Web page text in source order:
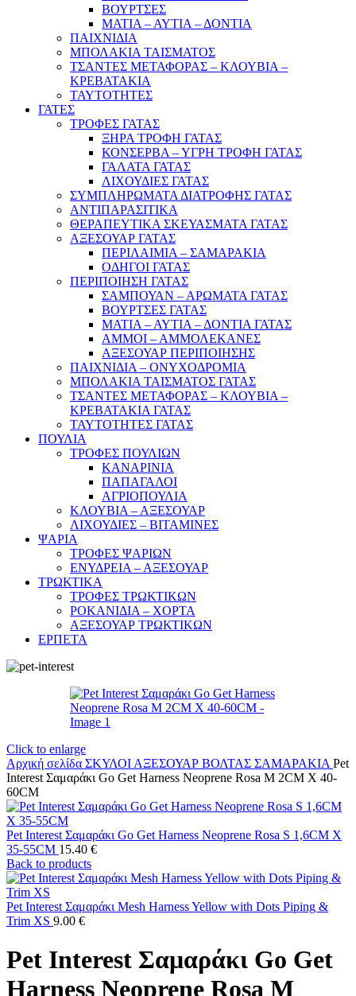
ΒΟΥΡΤΣΕΣ
ΜΑΤΙΑ – ΑΥΤΙΑ – ΔΟΝΤΙΑ
ΠΑΙΧΝΙΔΙΑ
ΜΠΟΛΑΚΙΑ ΤΑΙΣΜΑΤΟΣ
ΤΣΑΝΤΕΣ ΜΕΤΑΦΟΡΑΣ – ΚΛΟΥΒΙΑ –
ΚΡΕΒΑΤΑΚΙΑ
ΤΑΥΤΟΤΗΤΕΣ
ΓΑΤΕΣ
ΤΡΟΦΕΣ ΓΑΤΑΣ
ΞΗΡΑ ΤΡΟΦΗ ΓΑΤΑΣ
ΚΟΝΣΕΡΒΑ – ΥΓΡΗ ΤΡΟΦΗ ΓΑΤΑΣ
ΓΑΛΑΤΑ ΓΑΤΑΣ
ΛΙΧΟΥΔΙΕΣ ΓΑΤΑΣ
ΣΥΜΠΛΗΡΩΜΑΤΑ ΔΙΑΤΡΟΦΗΣ ΓΑΤΑΣ
ΑΝΤΙΠΑΡΑΣΙΤΙΚΑ
ΘΕΡΑΠΕΥΤΙΚΑ ΣΚΕΥΑΣΜΑΤΑ ΓΑΤΑΣ
ΑΞΕΣΟΥΑΡ ΓΑΤΑΣ
ΠΕΡΙΛΑΙΜΙΑ – ΣΑΜΑΡΑΚΙΑ
ΟΔΗΓΟΙ ΓΑΤΑΣ
ΠΕΡΙΠΟΙΗΣΗ ΓΑΤΑΣ
ΣΑΜΠΟΥΑΝ – ΑΡΩΜΑΤΑ ΓΑΤΑΣ
ΒΟΥΡΤΣΕΣ ΓΑΤΑΣ
ΜΑΤΙΑ – ΑΥΤΙΑ – ΔΟΝΤΙΑ ΓΑΤΑΣ
ΑΜΜΟΙ – ΑΜΜΟΛΕΚΑΝΕΣ
ΑΞΕΣΟΥΑΡ ΠΕΡΙΠΟΙΗΣΗΣ
ΠΑΙΧΝΙΔΙΑ – ΟΝΥΧΟΔΡΟΜΙΑ
ΜΠΟΛΑΚΙΑ ΤΑΙΣΜΑΤΟΣ ΓΑΤΑΣ
ΤΣΑΝΤΕΣ ΜΕΤΑΦΟΡΑΣ – ΚΛΟΥΒΙΑ –
ΚΡΕΒΑΤΑΚΙΑ ΓΑΤΑΣ
ΤΑΥΤΟΤΗΤΕΣ ΓΑΤΑΣ
ΠΟΥΛΙΑ
ΤΡΟΦΕΣ ΠΟΥΛΙΩΝ
ΚΑΝΑΡΙΝΙΑ
ΠΑΠΑΓΑΛΟΙ
ΑΓΡΙΟΠΟΥΛΙΑ
ΚΛΟΥΒΙΑ – ΑΞΕΣΟΥΑΡ
ΛΙΧΟΥΔΙΕΣ – ΒΙΤΑΜΙΝΕΣ
ΨΑΡΙΑ
ΤΡΟΦΕΣ ΨΑΡΙΩΝ
ΕΝΥΔΡΕΙΑ – ΑΞΕΣΟΥΑΡ
ΤΡΩΚΤΙΚΑ
ΤΡΟΦΕΣ ΤΡΩΚΤΙΚΩΝ
ΡΟΚΑΝΙΔΙΑ – ΧΟΡΤΑ
ΑΞΕΣΟΥΑΡ ΤΡΩΚΤΙΚΩΝ
ΕΡΠΕΤΑ
Click to enlarge
Αρχική σελίδα ΣΚΥΛΟΙ ΑΞΕΣΟΥΑΡ ΒΟΛΤΑΣ ΣΑΜΑΡΑΚΙΑ Pet
Interest Σαμαράκι Go Get Harness Neoprene Rosa M 2CM X 40-
60CM
Pet Interest Σαμαράκι Go Get Harness Neoprene Rosa S 1,6CM X
35-55CM 15.40 €
Back to products
Pet Interest Σαμαράκι Mesh Harness Yellow with Dots Piping &
Trim XS 9.00 €
Pet Interest Σαμαράκι Go Get
Harness Neoprene Rosa M